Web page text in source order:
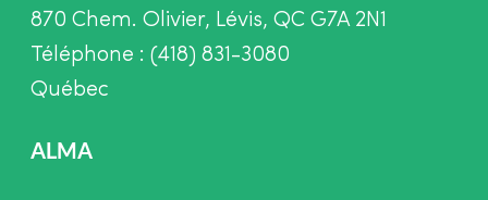
870 Chem. Olivier, Lévis, QC G7A 2N1
Téléphone : (418) 831-3080
Québec
ALMA